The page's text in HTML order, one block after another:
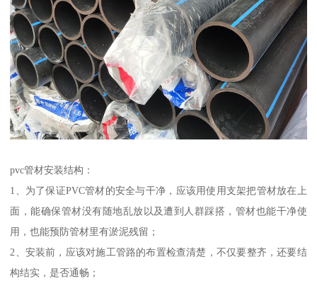
pvc管材安装结构：
1、为了保证PVC管材的安全与干净，应该用使用支架把管材放在上
面，能确保管材没有随地乱放以及遭到人群踩搭，管材也能干净使
用，也能预防管材里有淤泥残留；
2、安装前，应该对施工管路的布置检查清楚，不仅要整齐，还要结
构结实，是否通畅；